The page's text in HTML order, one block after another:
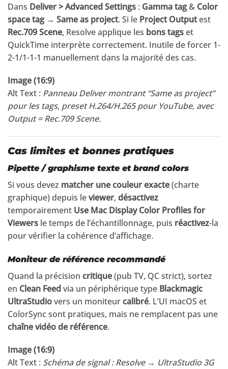
Dans Deliver > Advanced Settings : Gamma tag& Color
space tag→ Same as project. Si le Project Outputest
Rec.709 Scene, Resolve applique les bons tags et
QuickTime interprète correctement. Inutile de forcer 1-
2-1/1-1-1 manuellement dans la majorité des cas.
Image (16:9)
Alt Text : Panneau Deliver montrant “Same as project”
pour les tags, preset H.264/H.265 pour YouTube, avec
Output = Rec.709 Scene.
Cas limites et bonnes pratiques
Pipette / graphisme texte et brand colors
Si vous devez matcher une couleur exacte(charte
graphique) depuis leviewer, désactivez
temporairement Use Mac Display Color Profiles for
Viewers le temps de l’échantillonnage, puis réactivez-la
pour vérifier la cohérence d’affichage.
Moniteur de référence recommandé
Quand la précision critique(pub TV, QC strict), sortez
en Clean Feedvia un périphérique type Blackmagic
UltraStudiovers un moniteur calibré. L’UI macOS et
ColorSync sont pratiques, mais ne remplacent pas une
chaîne vidéo de référence.
Image (16:9)
Alt Text : Schéma de signal : Resolve → UltraStudio 3G